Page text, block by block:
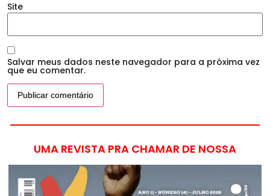
Site
Salvar meus dados neste navegador para a próxima vez
que eu comentar.
UMA REVISTA PRA CHAMAR DE NOSSA